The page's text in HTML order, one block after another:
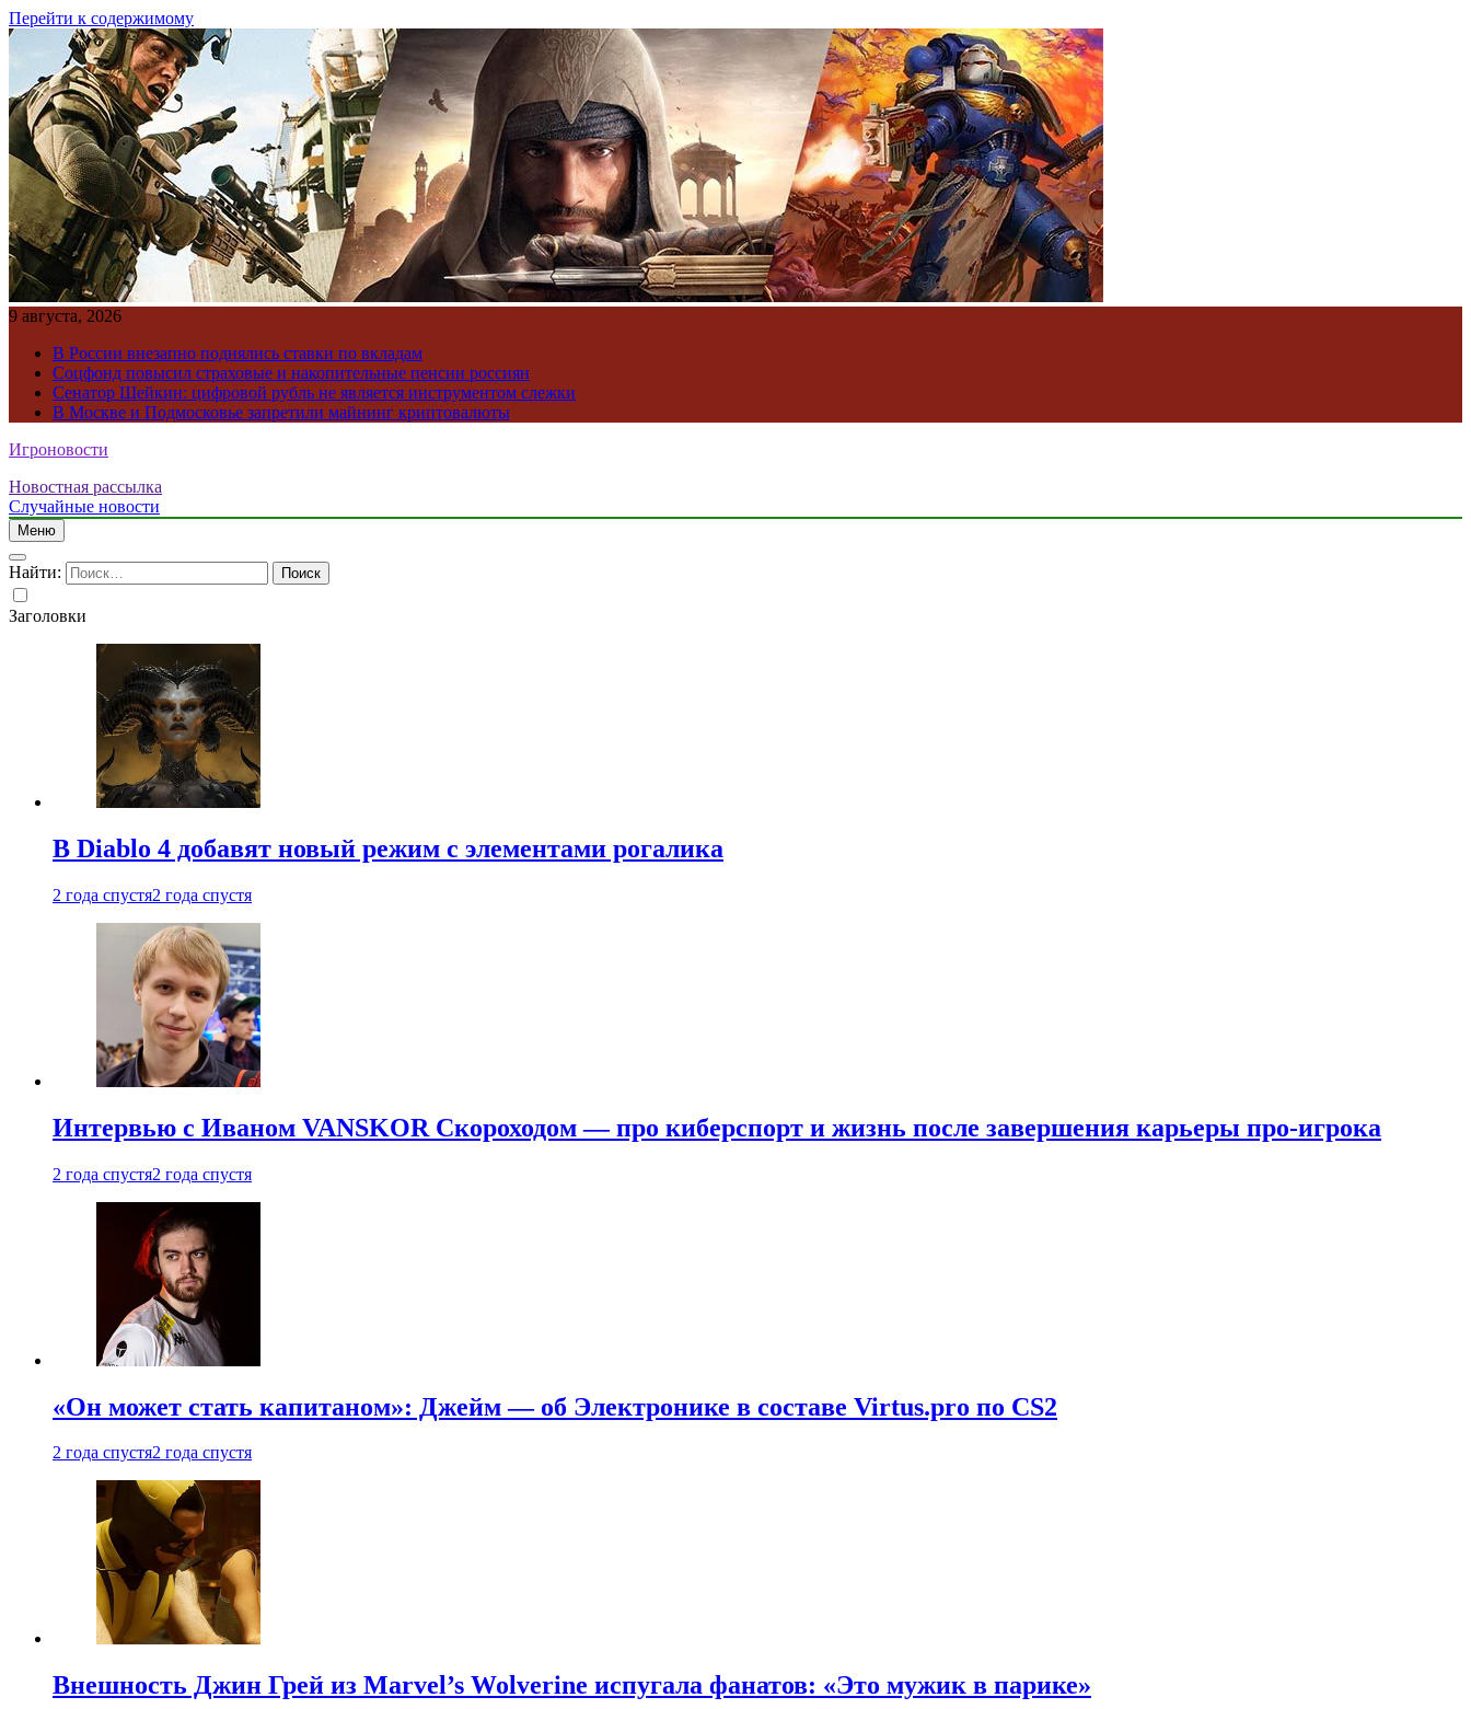
Перейти к содержимому
9 августа, 2026
В России внезапно поднялись ставки по вкладам
Соцфонд повысил страховые и накопительные пенсии россиян
Сенатор Шейкин: цифровой рубль не является инструментом слежки
В Москве и Подмосковье запретили майнинг криптовалюты
Игроновости
Новостная рассылка
Случайные новости
Меню
Найти:
Заголовки
В Diablo 4 добавят новый режим с элементами рогалика
2 года спустя2 года спустя
Интервью с Иваном VANSKOR Скороходом — про киберспорт и жизнь после завершения карьеры про-игрока
2 года спустя2 года спустя
«Он может стать капитаном»: Джейм — об Электронике в составе Virtus.pro по CS2
2 года спустя2 года спустя
Внешность Джин Грей из Marvel’s Wolverine испугала фанатов: «Это мужик в парике»